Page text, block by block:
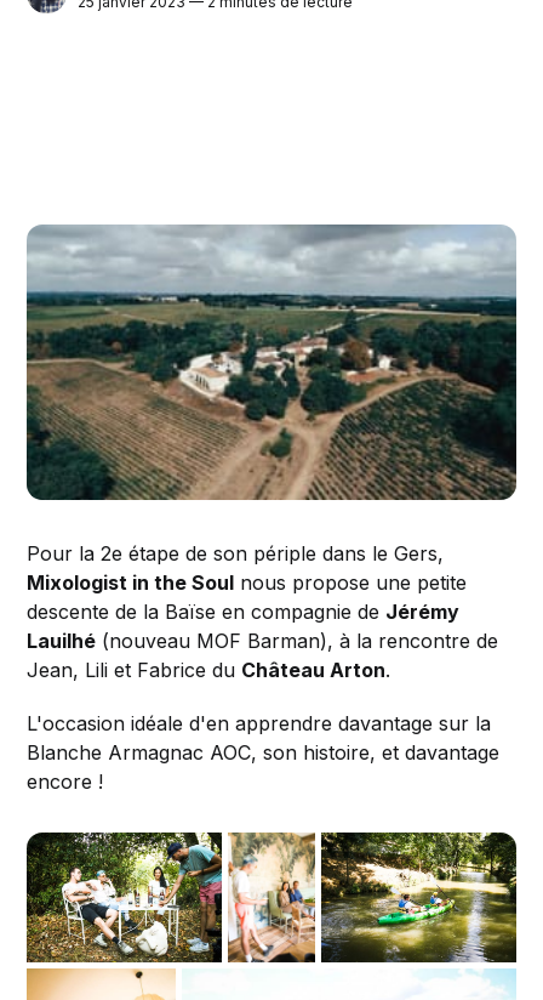
Pour la 2e étape de son périple dans le Gers,
Mixologist in the Soul nous propose une petite
descente de la Baïse en compagnie de Jérémy
Lauilhé (nouveau MOF Barman), à la rencontre de
Jean, Lili et Fabrice du Château Arton.
L'occasion idéale d'en apprendre davantage sur la
Blanche Armagnac AOC, son histoire, et davantage
encore !